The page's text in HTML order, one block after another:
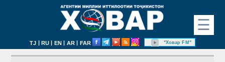
☰
TJ | RU | EN | AR | FAR "Ховар FM"